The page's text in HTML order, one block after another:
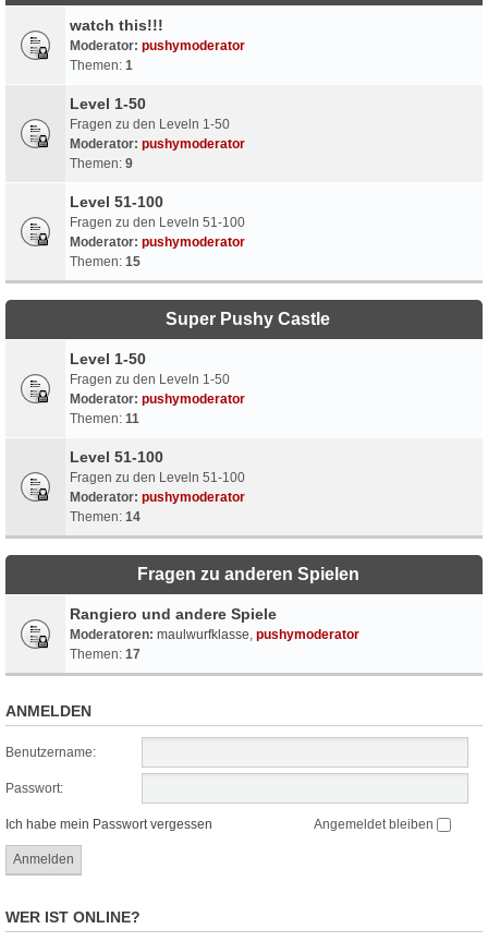
watch this!!!
Moderator: pushymoderator
Themen: 1
Level 1-50
Fragen zu den Leveln 1-50
Moderator: pushymoderator
Themen: 9
Level 51-100
Fragen zu den Leveln 51-100
Moderator: pushymoderator
Themen: 15
Super Pushy Castle
Level 1-50
Fragen zu den Leveln 1-50
Moderator: pushymoderator
Themen: 11
Level 51-100
Fragen zu den Leveln 51-100
Moderator: pushymoderator
Themen: 14
Fragen zu anderen Spielen
Rangiero und andere Spiele
Moderatoren: maulwurfklasse, pushymoderator
Themen: 17
ANMELDEN
Benutzername:
Passwort:
Ich habe mein Passwort vergessen Angemeldet bleiben
WER IST ONLINE?